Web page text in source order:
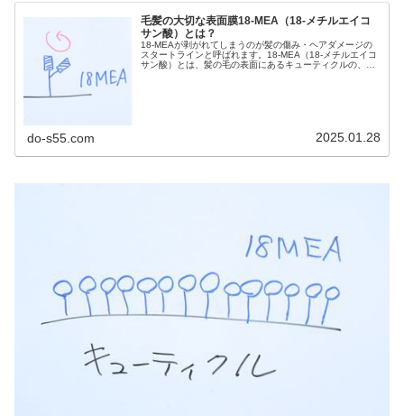
毛髪の大切な表面膜18-MEA（18-メチルエイコ
サン酸）とは？
18-MEAが剥がれてしまうのが髪の傷み・ヘアダメージの
スタートラインと呼ばれます。18-MEA（18-メチルエイコ
サン酸）とは、髪の毛の表面にあるキューティクルの、そ
do-s55.com 2025.01.28